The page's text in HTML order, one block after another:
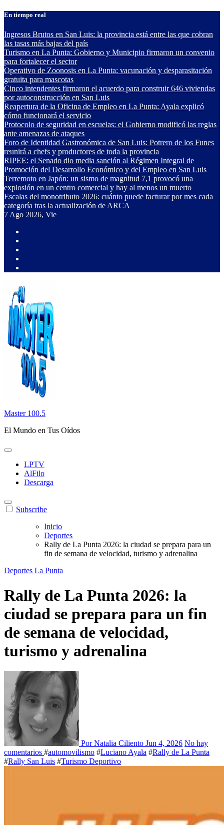
Saltar
contenido
En tiempo real
Ingresos Brutos en San Luis: la provincia está entre las que cobran
las tasas más bajas del país
Turismo en La Punta: Gobierno y Municipio firmaron un convenio
para fortalecer el sector
Operativo de Zoonosis en La Punta: vacunación y desparasitación
gratuita para mascotas
Cinco intendentes firmaron el acuerdo para construir 646 viviendas
por autoconstrucción en San Luis
Reapertura de la Oficina de Empleo en La Punta: Ayala explicó
cómo funcionará el servicio
Protocolo de seguridad en escuelas: el Gobierno modificó las reglas
ante amenazas de ataques
Foro de Identidad Gastronómica de San Luis: Potrero de los Funes
reunirá a chefs y productores de toda la provincia
RIPEE: el Senado dio media sanción al Régimen Integral de
Promoción del Desarrollo Económico y del Empleo en San Luis
Terremoto en Japón: un sismo de magnitud 7,1 provocó una
explosión en un centro comercial y hay al menos un muerto
Escalas del monotributo 2026: cuánto puede facturar por mes cada
categoría tras la actualización de ARCA
7 Ago 2026, Vie
Master 100.5
El Mundo en Tus Oídos
LPTV
AlFilo
Descarga
Subscribe
Inicio
Deportes
Rally de La Punta 2026: la ciudad se prepara para un
fin de semana de velocidad, turismo y adrenalina
Deportes La Punta
Rally de La Punta 2026: la
ciudad se prepara para un fin
de semana de velocidad,
turismo y adrenalina
Por Natalia Ciliento Jun 4, 2026 No hay
comentarios #automovilismo #Luciano Ayala #Rally de La Punta
#Rally San Luis #Turismo Deportivo